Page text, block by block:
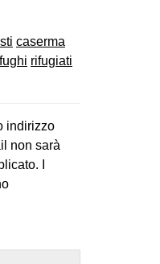
caserma
rifugiati
indirizzo
non sarà